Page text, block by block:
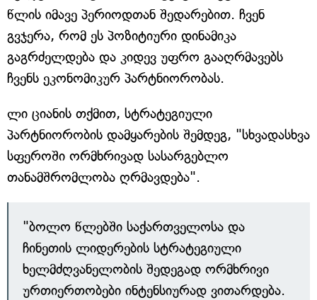
წლის იმავე პერიოდთან შედარებით. ჩვენ
გვჯერა, რომ ეს პოზიტიური დინამიკა
გაგრძელდება და კიდევ უფრო გააღრმავებს
ჩვენს ეკონომიკურ პარტნიორობას.
ლი ციანის თქმით, სტრატეგიული
პარტნიორობის დამყარების შემდეგ, "სხვადასხვა
სფეროში ორმხრივად სასარგებლო
თანამშრომლობა ღრმავდება".
"ბოლო წლებში საქართველოსა და
ჩინეთის ლიდერების სტრატეგიული
ხელმძღვანელობის შედეგად ორმხრივი
ურთიერთობები ინტენსიურად ვითარდება.